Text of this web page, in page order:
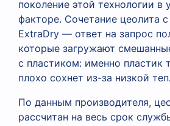
поколение этой технологии
факторе. Сочетание цеолита
ExtraDry — ответ на запрос
которые загружают
с пластиком: именно пластик
плохо сохнет из-за низкой
По данным производителя,
рассчитан на весь срок